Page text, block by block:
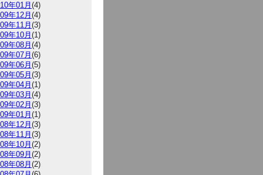
年01月 (4)
年12月 (4)
年11月 (3)
年10月 (1)
年08月 (4)
年07月 (6)
年06月 (5)
年05月 (3)
年04月 (1)
年03月 (4)
年02月 (3)
年01月 (1)
年12月 (3)
年11月 (3)
年10月 (2)
年09月 (2)
年08月 (2)